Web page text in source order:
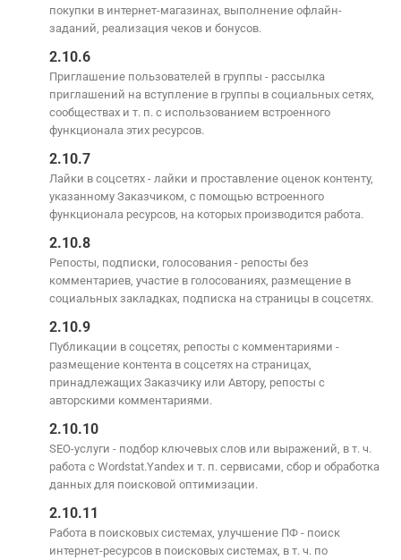
покупки в интернет-магазинах, выполнение офлайн-
заданий, реализация чеков и бонусов.
2.10.6
Приглашение пользователей в группы - рассылка
приглашений на вступление в группы в социальных сетях,
сообществах и т. п. с использованием встроенного
функционала этих ресурсов.
2.10.7
Лайки в соцсетях - лайки и проставление оценок контенту,
указанному Заказчиком, с помощью встроенного
функционала ресурсов, на которых производится работа.
2.10.8
Репосты, подписки, голосования - репосты без
комментариев, участие в голосованиях, размещение в
социальных закладках, подписка на страницы в соцсетях.
2.10.9
Публикации в соцсетях, репосты с комментариями -
размещение контента в соцсетях на страницах,
принадлежащих Заказчику или Автору, репосты с
авторскими комментариями.
2.10.10
SEO-услуги - подбор ключевых слов или выражений, в т. ч.
работа с Wordstat.Yandex и т. п. сервисами, сбор и обработка
данных для поисковой оптимизации.
2.10.11
Работа в поисковых системах, улучшение ПФ - поиск
интернет-ресурсов в поисковых системах, в т. ч. по